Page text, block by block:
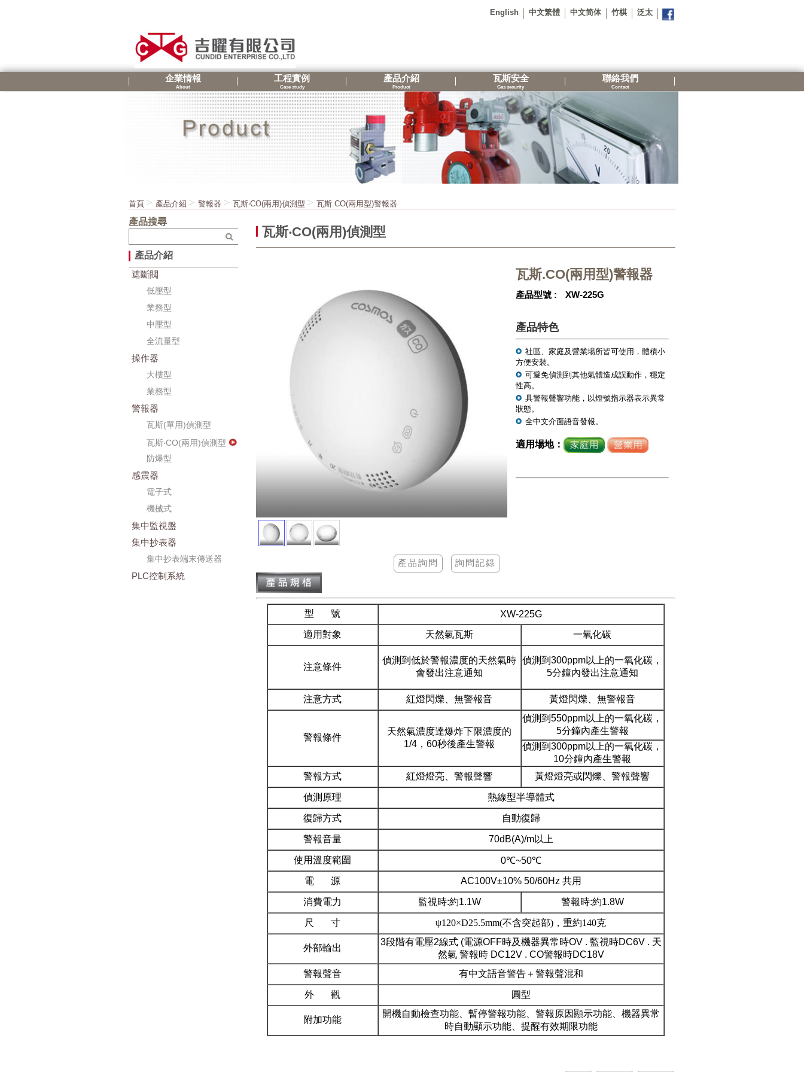
English 中文繁體 中文简体 竹棋 泛太
企業情報
About
工程實例
Case study
產品介紹
Product
瓦斯安全
Gas security
聯絡我們
Contact
首頁 產品介紹 警報器 瓦斯‧CO(兩用)偵測型 瓦斯.CO(兩用型)警報器
產品搜尋
產品介紹
遮斷閥
低壓型
業務型
中壓型
全流量型
操作器
大樓型
業務型
警報器
瓦斯(單用)偵測型
瓦斯‧CO(兩用)偵測型
防爆型
感震器
電子式
機械式
集中監視盤
集中抄表器
集中抄表端末傳送器
PLC控制系統
瓦斯‧CO(兩用)偵測型
瓦斯.CO(兩用型)警報器
產品型號 XW-225G
產品特色
社區、家庭及營業場所皆可使用，體積小
方便安裝。
可避免偵測到其他氣體造成誤動作，穩定
性高。
具警報聲響功能，以燈號指示器表示異常
狀態。
全中文介面語音發報。
適用場地：
型 號
XW-225G
適用對象
天然氣瓦斯 一氧化碳
注意條件
偵測到低於警報濃度的天然氣時
會發出注意通知
偵測到300ppm以上的一氧化碳，
5分鐘內發出注意通知
注意方式 紅燈閃爍、無警報音 黃燈閃爍、無警報音
警報條件
天然氣濃度達爆炸下限濃度的
1/4，60秒後產生警報
偵測到550ppm以上的一氧化碳，
5分鐘內產生警報
偵測到300ppm以上的一氧化碳，
10分鐘內產生警報
警報方式
紅燈燈亮、警報聲響 黃燈燈亮或閃爍、警報聲響
偵測原理 熱線型半導體式
復歸方式 自動復歸
警報音量 70dB(A)/m以上
使用溫度範圍
0℃~50℃
電 源
AC100V±10% 50/60Hz 共用
消費電力 監視時:約1.1W 警報時:約1.8W
尺 寸 ψ120×D25.5mm(不含突起部)，重約140克
外部輸出
3段階有電壓2線式 (電源OFF時及機器異常時OV . 監視時DC6V . 天
然氣 警報時 DC12V . CO警報時DC18V
警報聲音
有中文語音警告＋警報聲混和
外 觀 圓型
附加功能
開機自動檢查功能、暫停警報功能、警報原因顯示功能、機器異常
時自動顯示功能、提醒有效期限功能